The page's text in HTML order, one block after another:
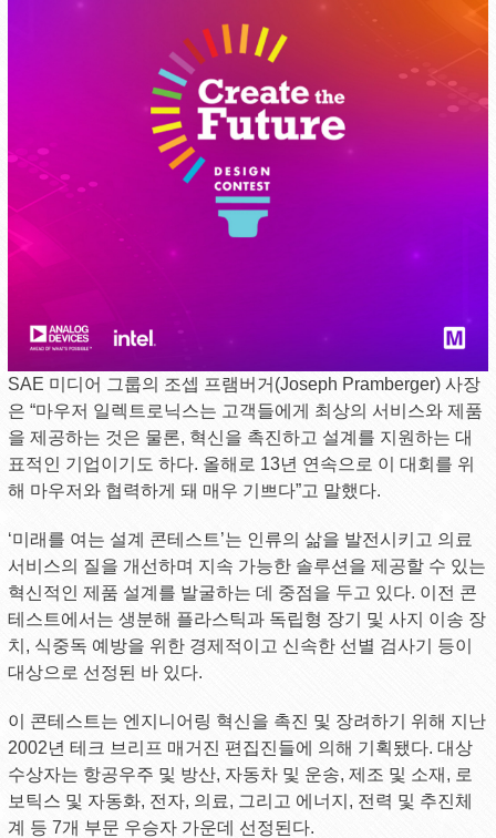
SAE 미디어 그룹의 조셉 프램버거(Joseph Pramberger) 사장
은 “마우저 일렉트로닉스는 고객들에게 최상의 서비스와 제품
을 제공하는 것은 물론, 혁신을 촉진하고 설계를 지원하는 대
표적인 기업이기도 하다. 올해로 13년 연속으로 이 대회를 위
해 마우저와 협력하게 돼 매우 기쁘다”고 말했다.
‘미래를 여는 설계 콘테스트’는 인류의 삶을 발전시키고 의료
서비스의 질을 개선하며 지속 가능한 솔루션을 제공할 수 있는
혁신적인 제품 설계를 발굴하는 데 중점을 두고 있다. 이전 콘
테스트에서는 생분해 플라스틱과 독립형 장기 및 사지 이송 장
치, 식중독 예방을 위한 경제적이고 신속한 선별 검사기 등이
대상으로 선정된 바 있다.
이 콘테스트는 엔지니어링 혁신을 촉진 및 장려하기 위해 지난
2002년 테크 브리프 매거진 편집진들에 의해 기획됐다. 대상
수상자는 항공우주 및 방산, 자동차 및 운송, 제조 및 소재, 로
보틱스 및 자동화, 전자, 의료, 그리고 에너지, 전력 및 추진체
계 등 7개 부문 우승자 가운데 선정된다.